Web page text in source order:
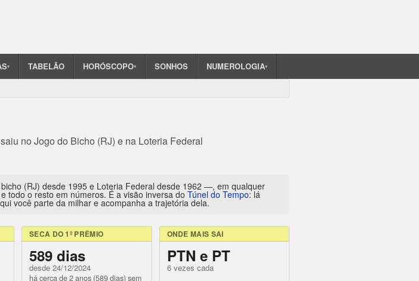
▾ TABELÃO HORÓSCOPO▾ SONHOS NUMEROLOGIA▾
no Jogo do Bicho (RJ) e na Loteria Federal
(RJ) desde 1995 e Loteria Federal desde 1962 —, em qualquer
todo o resto em números. É a visão inversa do Túnel do Tempo: lá
você parte da milhar e acompanha a trajetória dela.
SECA DO 1º PRÊMIO
589 dias
desde 24/12/2024
há cerca de 2 anos (589 dias) sem
ONDE MAIS SAI
PTN e PT
6 vezes cada